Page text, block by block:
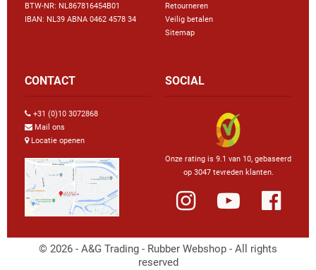
BTW-NR: NL867816454B01
IBAN: NL39 ABNA 0462 4578 34
Retourneren
Veilig betalen
Sitemap
CONTACT
+31 (0)10 3072868
Mail ons
Locatie openen
SOCIAL
Onze rating is 9.1 van 10, gebaseerd
op 3047 tevreden klanten.
© 2026 - A&G Trading - Rubber Webshop - All rights
reserved